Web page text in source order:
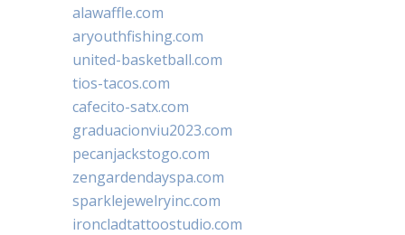
alawaffle.com
aryouthfishing.com
united-basketball.com
tios-tacos.com
cafecito-satx.com
graduacionviu2023.com
pecanjackstogo.com
zengardendayspa.com
sparklejewelryinc.com
ironcladtattoostudio.com